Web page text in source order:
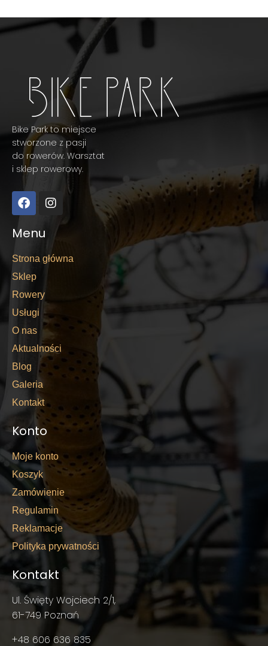
Bike Park to miejsce
stworzone z pasji
do rowerów. Warsztat
i sklep rowerowy.
Menu
Strona główna
Sklep
Rowery
Usługi
O nas
Aktualności
Blog
Galeria
Kontakt
Konto
Moje konto
Koszyk
Zamówienie
Regulamin
Reklamacje
Polityka prywatności
Kontakt
Ul. Święty Wojciech 2/1,
61-749 Poznań
+48 606 636 835